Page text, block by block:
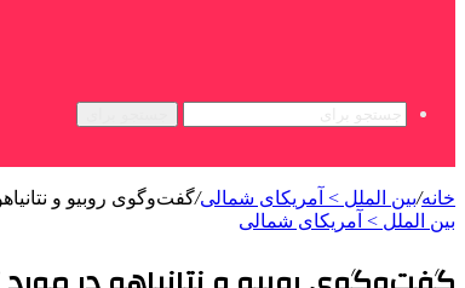
خانه/بین الملل > آمریکای شمالی/گفت‌وگوی روبیو و
بین الملل > آمریکای شمالی